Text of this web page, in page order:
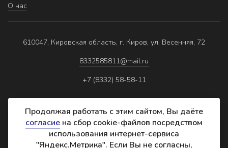
О нас
610047, Кировская область, г. Киров, ул. Весенняя, 72
8332585811@mail.ru
+7 (8332) 58-58-11
Политика обработки персональных данных
Продолжая работать с этим сайтом, Вы даёте
согласие на сбор cookie-файлов посредством
использования интернет-сервиса
"Яндекс.Метрика". Если Вы не согласны,